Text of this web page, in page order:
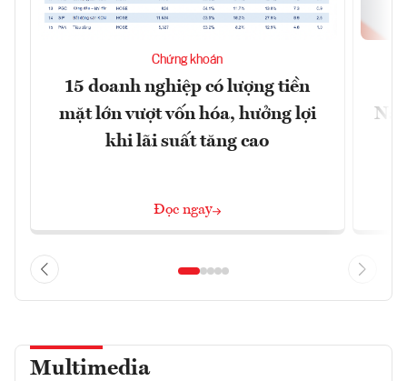
Chứng khoán
15 doanh nghiệp có lượng tiền
mặt lớn vượt vốn hóa, hưởng lợi
khi lãi suất tăng cao
Đọc ngay
Multimedia